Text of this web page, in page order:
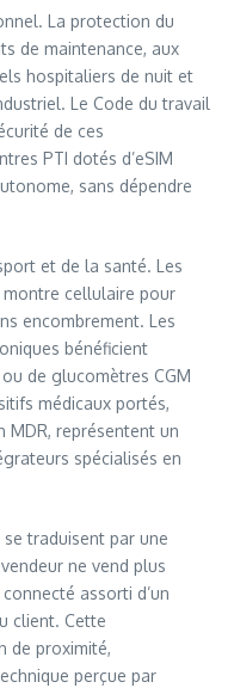
La protection du
de maintenance, aux
hospitaliers de nuit et
Le Code du travail
de ces
PTI dotés d’eSIM
sans dépendre
et de la santé. Les
cellulaire pour
encombrement. Les
bénéficient
de glucomètres CGM
médicaux portés,
MDR, représentent un
spécialisés en
traduisent par une
ne vend plus
assorti d’un
client. Cette
de proximité,
perçue par